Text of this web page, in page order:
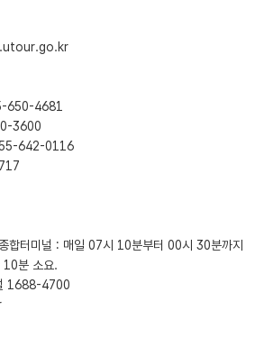
650-4681
3600
642-0116
합터미널 : 매일 07시 10분부터 00시 30분까지
10분 소요.
1688-4700